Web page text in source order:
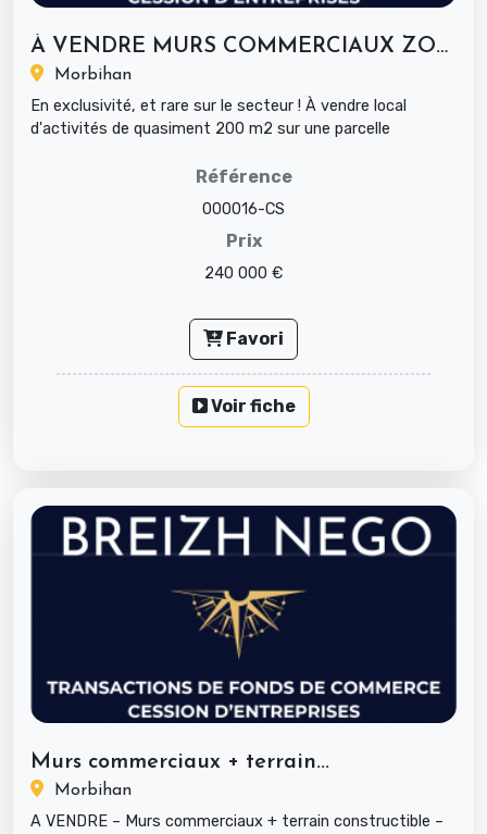
À VENDRE MURS COMMERCIAUX ZONE...
Morbihan
En exclusivité, et rare sur le secteur ! À vendre local
d'activités de quasiment 200 m2 sur une parcelle
Référence
000016-CS
Prix
240 000 €
Favori
Voir fiche
Murs commerciaux + terrain...
Morbihan
A VENDRE – Murs commerciaux + terrain constructible –